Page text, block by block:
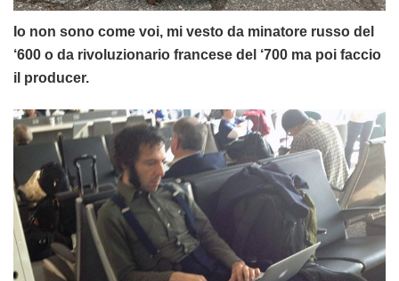
Io non sono come voi, mi vesto da minatore russo del
‘600 o da rivoluzionario francese del ‘700 ma poi faccio
il producer.